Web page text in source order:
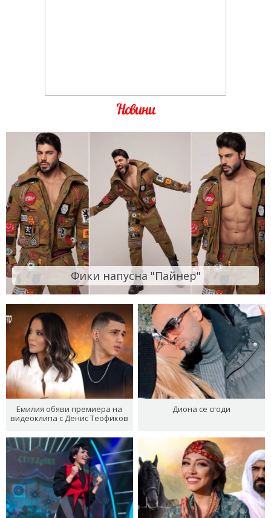
Новини
Фики напусна "Пайнер"
Емилия обяви премиера на
видеоклипа с Денис Теофиков
Диона се сгоди